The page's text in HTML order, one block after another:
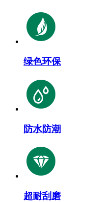
绿色环保
防水防潮
超耐刮磨